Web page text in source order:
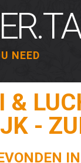
NEED
&
-